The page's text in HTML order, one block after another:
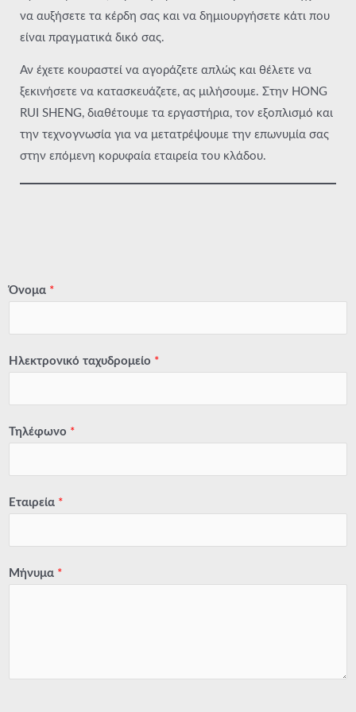
να αυξήσετε τα κέρδη σας και να δημιουργήσετε κάτι που
είναι πραγματικά δικό σας.
Αν έχετε κουραστεί να αγοράζετε απλώς και θέλετε να
ξεκινήσετε να κατασκευάζετε, ας μιλήσουμε. Στην HONG
RUI SHENG, διαθέτουμε τα εργαστήρια, τον εξοπλισμό και
την τεχνογνωσία για να μετατρέψουμε την επωνυμία σας
στην επόμενη κορυφαία εταιρεία του κλάδου.
Όνομα *
Ηλεκτρονικό ταχυδρομείο *
Τηλέφωνο *
Εταιρεία *
Μήνυμα *